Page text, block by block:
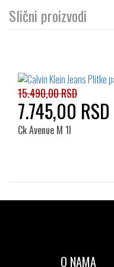
Slični proizvodi
15.490,00 RSD
7.745,00 RSD
Ck Avenue M 1l
O NAMA